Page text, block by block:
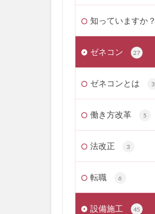
知っていますか？
ゼネコン 27
ゼネコンとは 3
働き方改革 5
法改正 3
転職 6
設備施工 45